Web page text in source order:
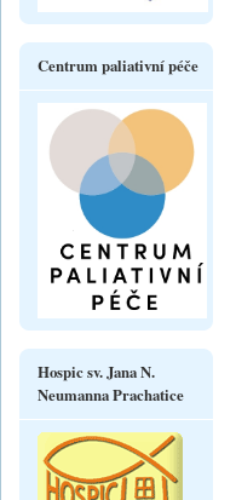
Centrum paliativní péče
Hospic sv. Jana N.
Neumanna Prachatice